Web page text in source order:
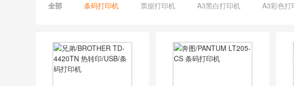
全部 条码打印机 票据打印机 A3黑白打印机 A3彩色打